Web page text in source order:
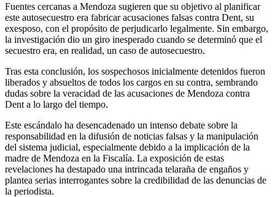
Fuentes cercanas a Mendoza sugieren que su objetivo al planificar
este autosecuestro era fabricar acusaciones falsas contra Dent, su
exesposo, con el propósito de perjudicarlo legalmente. Sin embargo,
la investigación dio un giro inesperado cuando se determinó que el
secuestro era, en realidad, un caso de autosecuestro.
Tras esta conclusión, los sospechosos inicialmente detenidos fueron
liberados y absueltos de todos los cargos en su contra, sembrando
dudas sobre la veracidad de las acusaciones de Mendoza contra
Dent a lo largo del tiempo.
Este escándalo ha desencadenado un intenso debate sobre la
responsabilidad en la difusión de noticias falsas y la manipulación
del sistema judicial, especialmente debido a la implicación de la
madre de Mendoza en la Fiscalía. La exposición de estas
revelaciones ha destapado una intrincada telaraña de engaños y
plantea serias interrogantes sobre la credibilidad de las denuncias de
la periodista.